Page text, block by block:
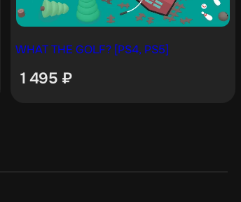
WHAT THE GOLF? [PS4, PS5]
1 495 ₽